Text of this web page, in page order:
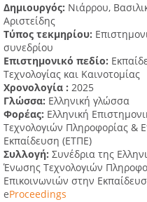
Δημιουργός: Νιάρρου,
Αριστείδης
Τύπος τεκμηρίου:
συνεδρίου
Επιστημονικό πεδίο:
Τεχνολογίας και Καινοτομίας
Χρονολογία : 2025
Γλώσσα: Ελληνική γλώσσα
Φορέας: Ελληνική
Τεχνολογιών Πληροφορίας &
Εκπαίδευση (ΕΤΠΕ)
Συλλογή: Συνέδρια της
Ένωσης Τεχνολογιών
Επικοινωνιών στην
eProceedings